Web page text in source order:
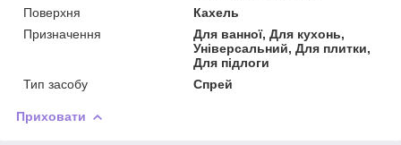
Поверхня
Кахель
Призначення
Для ванної, Для кухонь,
Універсальний, Для плитки,
Для підлоги
Тип засобу
Спрей
Приховати